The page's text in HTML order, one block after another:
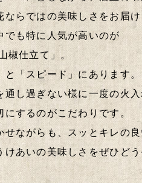
らではの美味しさをお届け
でも特に人気が高いのが
椒仕立て」。
「スピード」にあります。
し過ぎない様に一度の火入
するのがこだわりです。
せながらも、スッとキレの
けあいの美味しさをぜひど